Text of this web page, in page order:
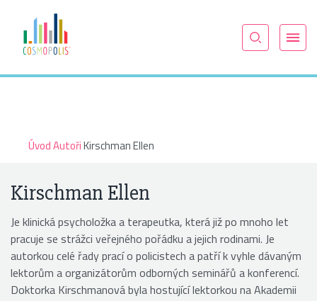
ÚvodAutořiKirschman Ellen
Kirschman Ellen
Je klinická psycholožka a terapeutka, která již po mnoho let
pracuje se strážci veřejného pořádku a jejich rodinami. Je
autorkou celé řady prací o policistech a patří k vyhle dávaným
lektorům a organizátorům odborných seminářů a konferencí.
Doktorka Kirschmanová byla hostující lektorkou na Akademii